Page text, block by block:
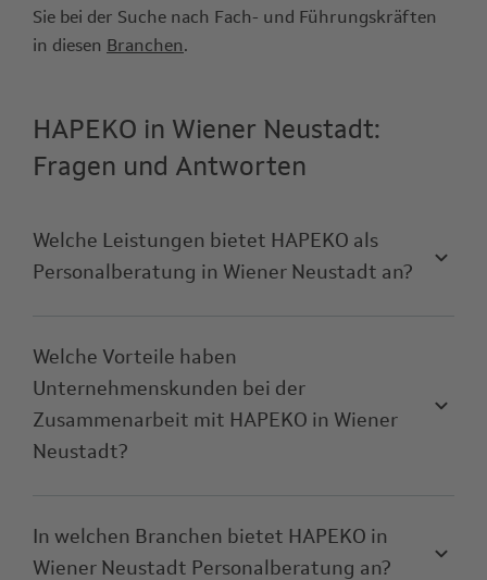
Sie bei der Suche nach Fach- und Führungskräften
in diesen Branchen.
HAPEKO in Wiener Neustadt:
Fragen und Antworten
Welche Leistungen bietet HAPEKO als
Personalberatung in Wiener Neustadt an?
Welche Vorteile haben
Unternehmenskunden bei der
Zusammenarbeit mit HAPEKO in Wiener
Neustadt?
In welchen Branchen bietet HAPEKO in
Wiener Neustadt Personalberatung an?